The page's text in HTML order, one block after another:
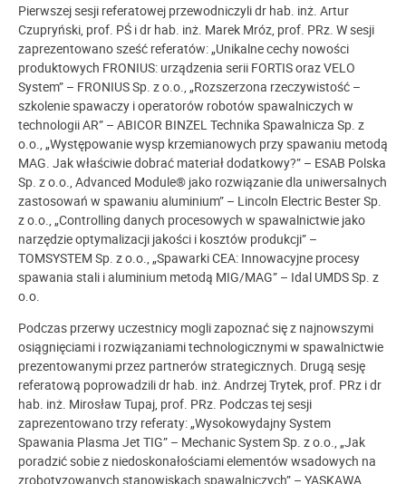
Pierwszej sesji referatowej przewodniczyli dr hab. inż. Artur
Czupryński, prof. PŚ i dr hab. inż. Marek Mróz, prof. PRz. W sesji
zaprezentowano sześć referatów: „Unikalne cechy nowości
produktowych FRONIUS: urządzenia serii FORTIS oraz VELO
System” – FRONIUS Sp. z o.o., „Rozszerzona rzeczywistość –
szkolenie spawaczy i operatorów robotów spawalniczych w
technologii AR” – ABICOR BINZEL Technika Spawalnicza Sp. z
o.o., „Występowanie wysp krzemianowych przy spawaniu metodą
MAG. Jak właściwie dobrać materiał dodatkowy?” – ESAB Polska
Sp. z o.o., Advanced Module® jako rozwiązanie dla uniwersalnych
zastosowań w spawaniu aluminium” – Lincoln Electric Bester Sp.
z o.o., „Controlling danych procesowych w spawalnictwie jako
narzędzie optymalizacji jakości i kosztów produkcji” –
TOMSYSTEM Sp. z o.o., „Spawarki CEA: Innowacyjne procesy
spawania stali i aluminium metodą MIG/MAG” – Idal UMDS Sp. z
o.o.
Podczas przerwy uczestnicy mogli zapoznać się z najnowszymi
osiągnięciami i rozwiązaniami technologicznymi w spawalnictwie
prezentowanymi przez partnerów strategicznych. Drugą sesję
referatową poprowadzili dr hab. inż. Andrzej Trytek, prof. PRz i dr
hab. inż. Mirosław Tupaj, prof. PRz. Podczas tej sesji
zaprezentowano trzy referaty: „Wysokowydajny System
Spawania Plasma Jet TIG” – Mechanic System Sp. z o.o., „Jak
poradzić sobie z niedoskonałościami elementów wsadowych na
zrobotyzowanych stanowiskach spawalniczych” – YASKAWA